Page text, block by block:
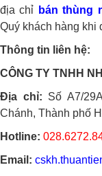
địa chỉ bán thùng
Quý khách hàng khi
Thông tin liên hệ:
CÔNG TY TNHH
Địa chỉ: Số A7/
Chánh, Thành phố
Hotline:
Email: